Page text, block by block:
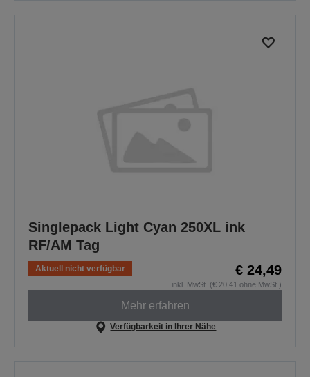
Singlepack Light Cyan 250XL ink
RF/AM Tag
Aktuell nicht verfügbar € 24,49
inkl. MwSt. (€ 20,41 ohne MwSt.)
Mehr erfahren
Verfügbarkeit in Ihrer Nähe